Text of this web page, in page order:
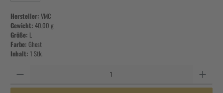
Hersteller: VMC
Gewicht: 40,00 g
Größe: L
Farbe: Ghost
Inhalt: 1 Stk.